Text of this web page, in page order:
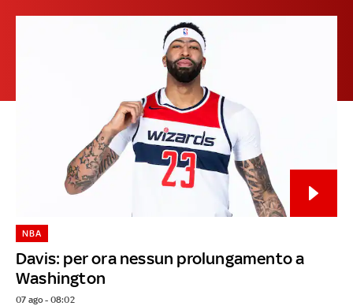
Davis: per ora nessun prolungamento a
Washington
NBA
07 ago - 08:02